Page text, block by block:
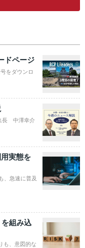
ドページ
をダウンロ
長 中澤幸介
実態を
、急速に普及
組み込
も、意図的な